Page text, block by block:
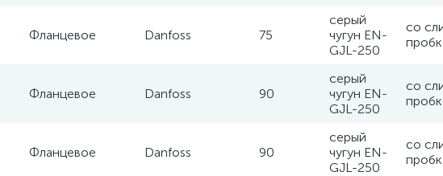
Фланцевое Danfoss 75
серый
чугун EN-
GJL-250
со
Фланцевое Danfoss 90
серый
чугун EN-
GJL-250
со
Фланцевое Danfoss 90
серый
чугун EN-
GJL-250
со